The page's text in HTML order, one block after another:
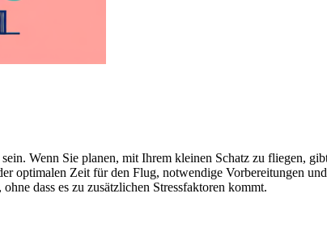
Wenn Sie planen, mit Ihrem kleinen Schatz zu fliegen,
optimalen Zeit für den Flug, notwendige Vorbereitungen
dass es zu zusätzlichen Stressfaktoren kommt.